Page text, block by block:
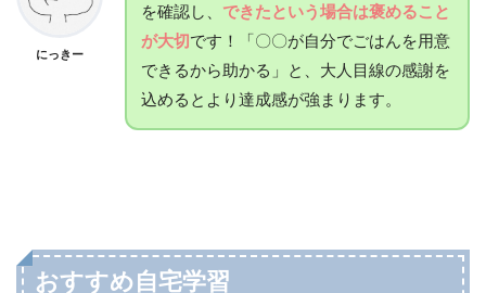
にっきー
を確認し、 できたという場合は褒めること
が大切です！「〇〇が自分でごはんを用意
できるから助かる」と、大人目線の感謝を
込めるとより達成感が強まります。
おすすめ自宅学習